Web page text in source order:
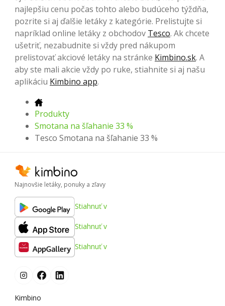
najlepšiu cenu počas tohto alebo budúceho týždňa,
pozrite si aj ďalšie letáky z kategórie. Prelistujte si
napríklad online letáky z obchodov Tesco. Ak chcete
ušetriť, nezabudnite si vždy pred nákupom
prelistovať akciové letáky na stránke Kimbino.sk. A
aby ste mali akcie vždy po ruke, stiahnite si aj našu
aplikáciu Kimbino app.
Produkty
Smotana na šľahanie 33 %
Tesco Smotana na šľahanie 33 %
Najnovšie letáky, ponuky a zľavy
Stiahnuť v
Stiahnuť v
Stiahnuť v
Kimbino